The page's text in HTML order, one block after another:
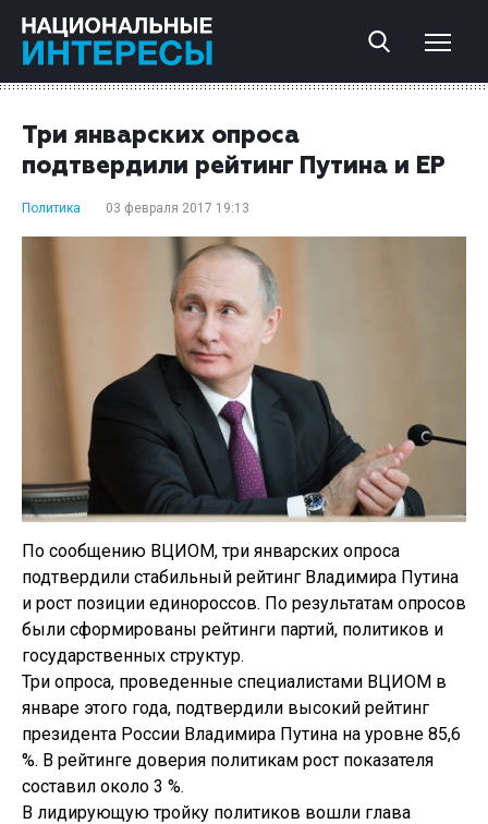
Три январских опроса
подтвердили рейтинг Путина и ЕР
Политика 03 февраля 2017 19:13
По сообщению ВЦИОМ, три январских опроса
подтвердили стабильный рейтинг Владимира Путина
и рост позиции единороссов. По результатам опросов
были сформированы рейтинги партий, политиков и
государственных структур.
Три опроса, проведенные специалистами ВЦИОМ в
январе этого года, подтвердили высокий рейтинг
президента России Владимира Путина на уровне 85,6
%. В рейтинге доверия политикам рост показателя
составил около 3 %.
В лидирующую тройку политиков вошли глава